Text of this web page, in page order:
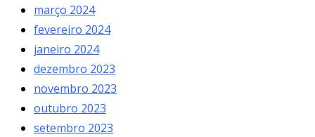
março 2024
fevereiro 2024
janeiro 2024
dezembro 2023
novembro 2023
outubro 2023
setembro 2023